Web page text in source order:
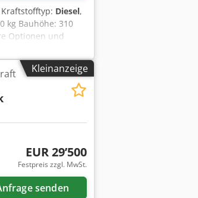
Kraftstofftyp: Diesel,
kg Bauhöhe: 310
Optionen und
H50D Baujahr:
Günstige
Ihnen
Bei
Alle
sind ohne
Kleinanzeige
EUR 29’500
Festpreis zzgl. MwSt.
senden